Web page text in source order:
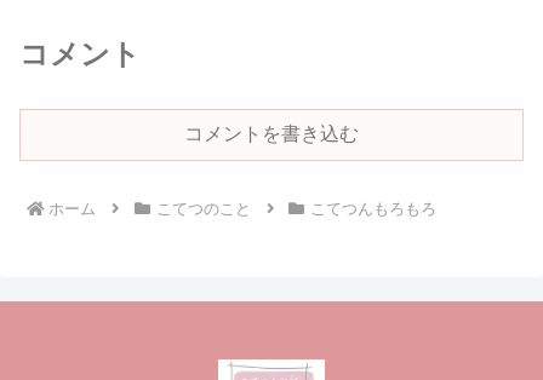
コメント
コメントを書き込む
ホーム こてつのこと こてつんもろもろ